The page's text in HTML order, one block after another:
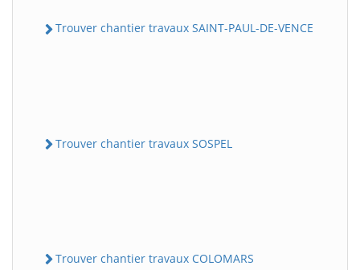
Trouver chantier travaux SAINT-PAUL-DE-VENCE
Trouver chantier travaux SOSPEL
Trouver chantier travaux COLOMARS